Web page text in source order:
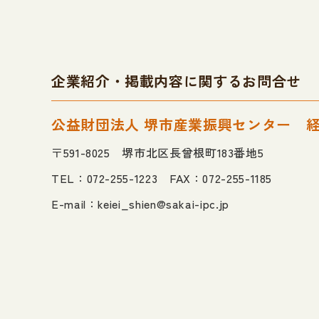
企業紹介・掲載内容に関するお問合せ
公益財団法人 堺市産業振興センター
〒591-8025 堺市北区長曾根町183番地5
TEL：072-255-1223 FAX：072-255-1185
E-mail：keiei_shien@sakai-ipc.jp